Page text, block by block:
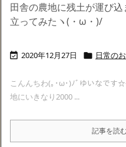
田舎の農地に残土が運び
立ってみたヽ(・ω・)/
 2020年12月27日  日常の
こんんちわ(｡･ω･)ﾉﾞゆいなです
地にいきなり2000 ...
記事を読